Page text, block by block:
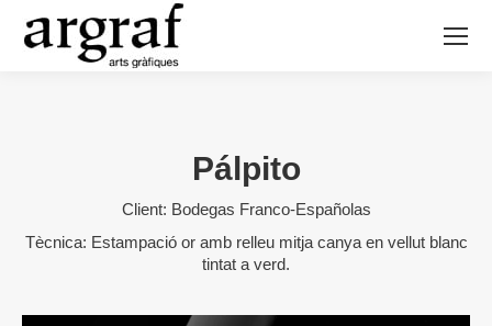
Pálpito
Client: Bodegas Franco-Españolas
Tècnica: Estampació or amb relleu mitja canya en vellut blanc
tintat a verd.